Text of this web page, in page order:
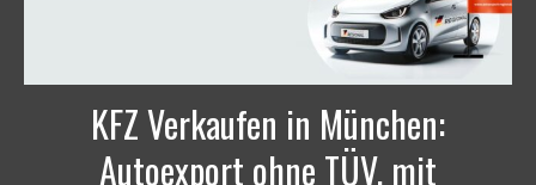
KFZ Verkaufen in München:
Autoexport ohne TÜV, mit